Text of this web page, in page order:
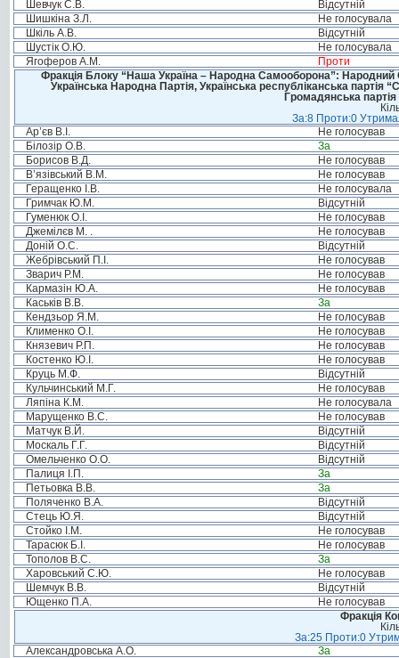
Шевчук С.В.
Відсутній
Шишкіна З.Л.
Не голосувала
Шкіль А.В.
Відсутній
Шустік О.Ю.
Не голосувала
Ягоферов А.М.
Проти
Фракція Блоку “Наша Україна – Народна Самооборона”: Народний
Українська Народна Партія, Українська республіканська
Громадянська
За:8 Проти:0
Ар’єв В.І.
Не голосував
Білозір О.В.
За
Борисов В.Д.
Не голосував
В’язівський В.М.
Не голосував
Геращенко І.В.
Не голосувала
Гримчак Ю.М.
Відсутній
Гуменюк О.І.
Не голосував
Джемілєв М. .
Не голосував
Доній О.С.
Відсутній
Жебрівський П.І.
Не голосував
Зварич Р.М.
Не голосував
Кармазін Ю.А.
Не голосував
Каськів В.В.
За
Кендзьор Я.М.
Не голосував
Клименко О.І.
Не голосував
Князевич Р.П.
Не голосував
Костенко Ю.І.
Не голосував
Круць М.Ф.
Відсутній
Кульчинський М.Г.
Не голосував
Ляпіна К.М.
Не голосувала
Марущенко В.С.
Не голосував
Матчук В.Й.
Відсутній
Москаль Г.Г.
Відсутній
Омельченко О.О.
Відсутній
Палиця І.П.
За
Петьовка В.В.
За
Поляченко В.А.
Відсутній
Стець Ю.Я.
Відсутній
Стойко І.М.
Не голосував
Тарасюк Б.І.
Не голосував
Тополов В.С.
За
Харовський С.Ю.
Не голосував
Шемчук В.В.
Відсутній
Ющенко П.А.
Не голосував
Фракція
За:25 Проти:0
Александровська А.О.
За